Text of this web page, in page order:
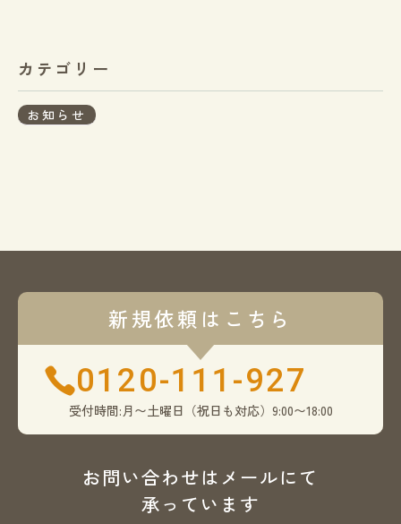
カテゴリー
お知らせ
新規依頼はこちら
0120-111-927
受付時間:月〜土曜日（祝日も対応）9:00〜18:00
お問い合わせはメールにて
承っています